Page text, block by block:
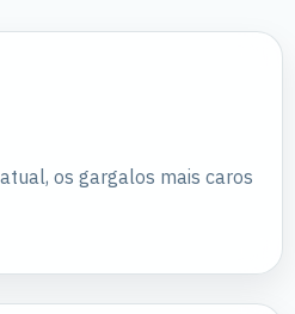
os gargalos mais caros